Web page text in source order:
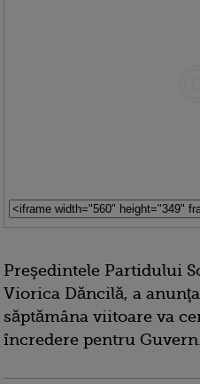
Preşedintele Partidului
Viorica Dăncilă, a
săptămâna viitoare va
încredere pentru Guvern.